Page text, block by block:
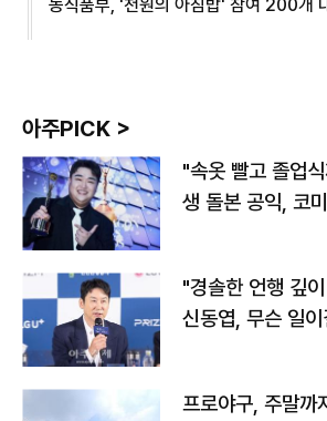
농식품부, '천원의 아침밥' 참여 200개
아주PICK >
"속옷 빨고 졸업
생 돌본 공익, 코
"경솔한 언행 깊
신동엽, 무슨 일
프로야구, 주말